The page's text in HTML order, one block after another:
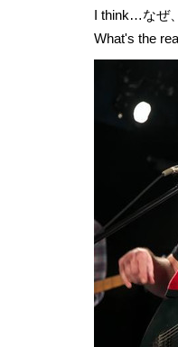
I think…なぜ
What's the